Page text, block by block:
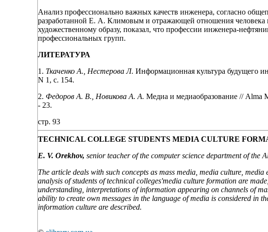
Анализ профессионально важных качеств инженера, согласно
разработанной Е. А. Климовым и отражающей отношения человека
художественному образу, показал, что профессии инженера-
профессиональных групп.
ЛИТЕРАТУРА
1. Ткаченко А., Нестерова Л. Информационная культура будущего
N 1, с. 154.
2. Федоров А. В., Новикова А. А. Медиа и медиаобразование // Alma
- 23.
стр. 93
TECHNICAL COLLEGE STUDENTS MEDIA CULTURE
E. V. Orekhov, senior teacher of the computer science department of the
The article deals with such concepts as mass media, media culture,
analysis of students of technical colleges'media culture formation are
understanding, interpretations of information appearing on channels of
ability to create own messages in the language of media is considered in
information culture are described.